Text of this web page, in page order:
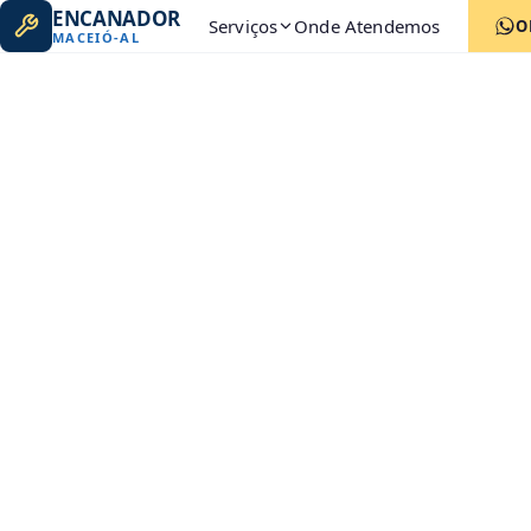
ENCANADOR
MACEIÓ-AL Serviços Onde Atendemos